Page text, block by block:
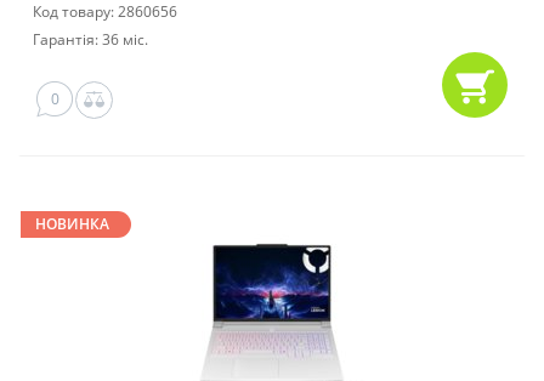
Код товару: 2860656
Гарантія: 36 міс.
0
НОВИНКА